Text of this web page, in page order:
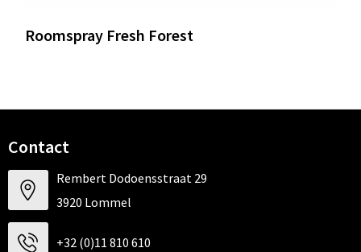
Roomspray Fresh Forest
Contact
Rembert Dodoensstraat 29
3920 Lommel
+32 (0)11 810 610